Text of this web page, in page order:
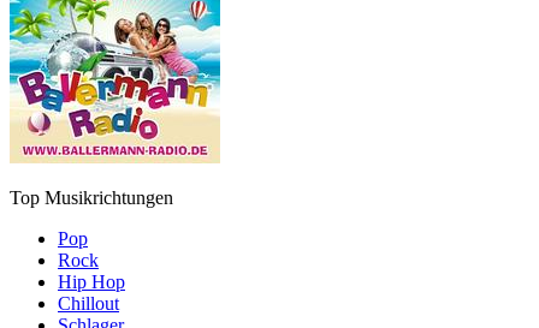
Top Musikrichtungen
Pop
Rock
Hip Hop
Chillout